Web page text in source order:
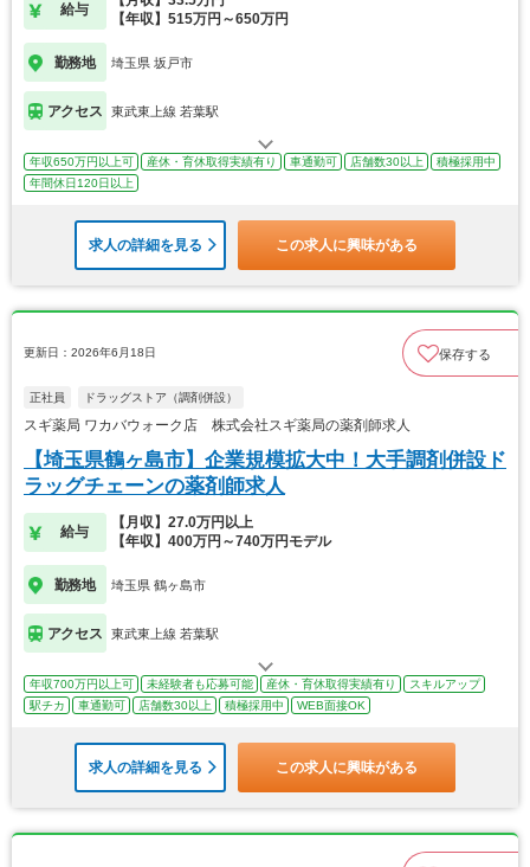
給与
【年収】515万円～650万円
勤務地 埼玉県 坂戸市
アクセス 東武東上線 若葉駅
年収650万円以上可 産休・育休取得実績有り 車通勤可 店舗数30以上
積極採用中
年間休日120日以上
求人の詳細を見る この求人に興味がある
更新日：2026年6月18日 保存する
正社員 ドラッグストア（調剤併設）
スギ薬局 ワカバウォーク店 株式会社スギ薬局の薬剤師求人
【埼玉県鶴ヶ島市】企業規模拡大中！大手調剤併設ド
ラッグチェーンの薬剤師求人
給与
【月収】27.0万円以上
【年収】400万円～740万円モデル
勤務地 埼玉県 鶴ヶ島市
アクセス 東武東上線 若葉駅
年収700万円以上可 未経験者も応募可能 産休・育休取得実績有り
スキルアップ
駅チカ
車通勤可 店舗数30以上 積極採用中 WEB面接OK
求人の詳細を見る この求人に興味がある